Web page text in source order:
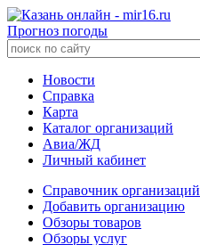
Прогноз погоды
Новости
Справка
Карта
Каталог организаций
Авиа/ЖД
Личный кабинет
Справочник организаций
Добавить организацию
Обзоры товаров
Обзоры услуг